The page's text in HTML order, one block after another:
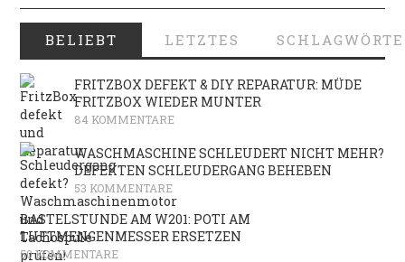
BELIEBT LETZTES
FRITZBOX DEFEKT & DIY REPARATUR: MÜDE
FRITZBOX WIEDER MUNTER
84 KOMMENTARE
WASCHMASCHINE SCHLEUDERT NICHT MEHR?
DEFEKTEN SCHLEUDERGANG BEHEBEN
53 KOMMENTARE
BASTELSTUNDE AM W201: POTI AM
LUFTMENGENMESSER ERSETZEN
50 KOMMENTARE